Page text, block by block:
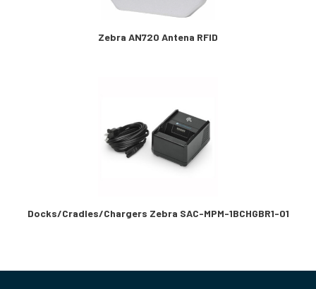
Zebra AN720 Antena RFID
Docks/Cradles/Chargers Zebra SAC-MPM-1BCHGBR1-01